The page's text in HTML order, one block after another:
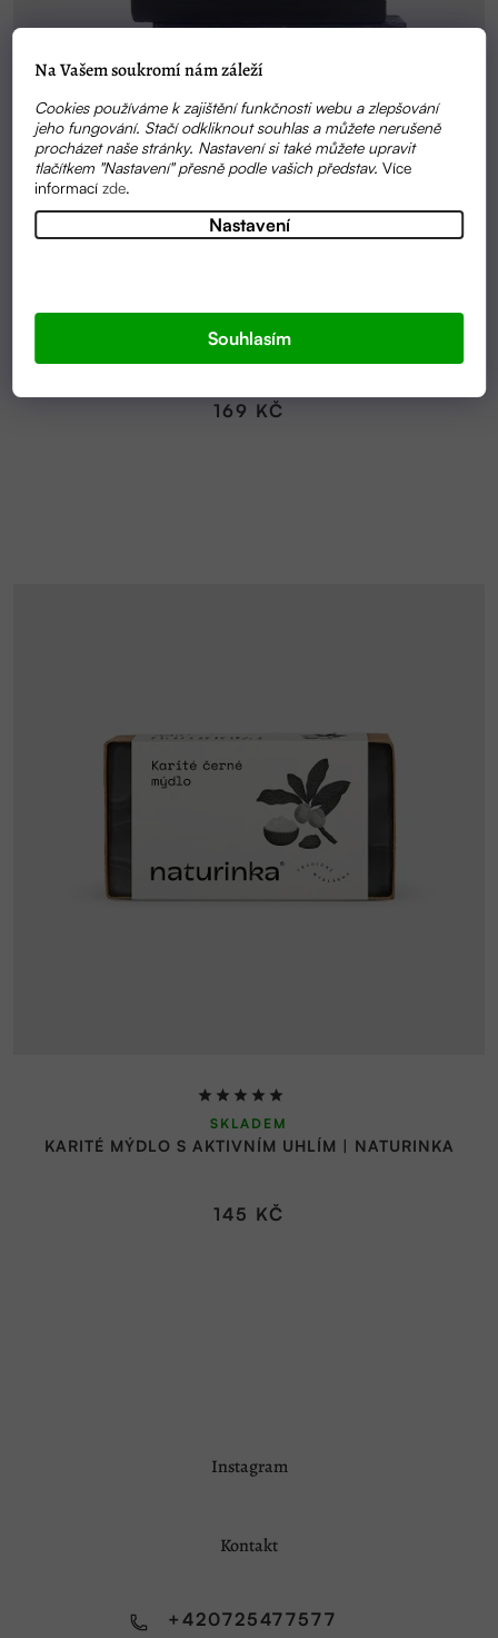
Na Vašem soukromí nám záleží
Cookies používáme k zajištění funkčnosti webu a zlepšování
jeho fungování. Stačí odkliknout souhlas a můžete nerušeně
procházet naše stránky. Nastavení si také můžete upravit
tlačítkem "Nastavení" přesně podle vašich představ.Více
informacízde.
Nastavení
Souhlasím
BLACK AS MY SOUL - ČERNÉ MÝDLO 90G |
ALMARA SOAP
169 KČ
KARITÉ MÝDLO S AKTIVNÍM UHLÍM | NATURINKA
Průměrné
hodnocení
produktu
SKLADEM
145 KČ
Instagram
Kontakt
+420725477577